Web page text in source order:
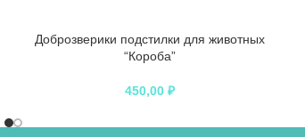
Доброзверики подстилки для животных
“Короба”
450,00 ₽